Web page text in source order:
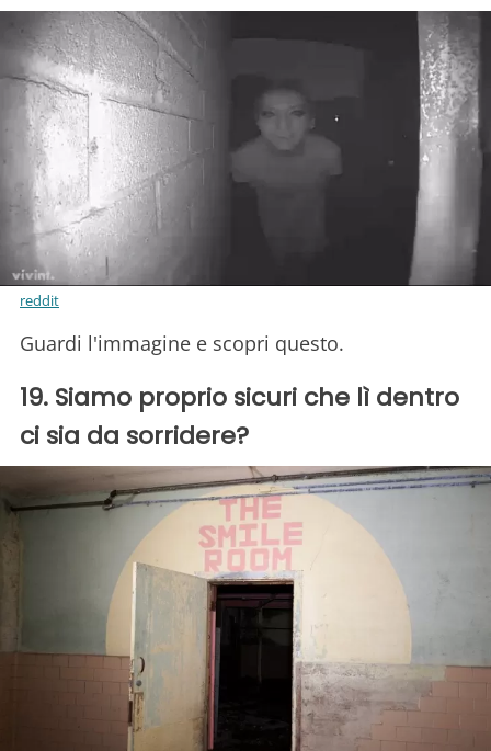
reddit
Guardi l'immagine e scopri questo.
19. Siamo proprio sicuri che lì dentro
ci sia da sorridere?